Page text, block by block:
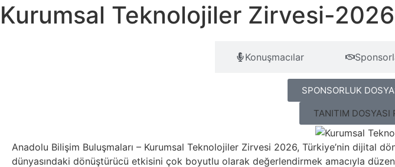
Kurumsal Teknolojiler Zirvesi-2026
Konuşmacılar
SPONSORLUK
TANITIM DOSYASI
Anadolu Bilişim Buluşmaları – Kurumsal Teknolojiler Zirvesi 2026, Türkiye’nin dijital
dünyasındaki dönüştürücü etkisini çok boyutlu olarak değerlendirmek amacıyla